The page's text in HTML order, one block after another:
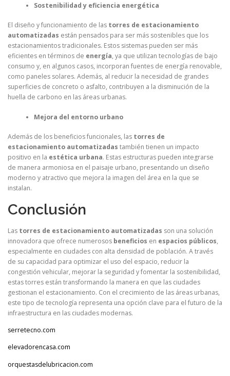
Sostenibilidad y eficiencia energética
El diseño y funcionamiento de las torres de estacionamiento
automatizadas están pensados para ser más sostenibles que los
estacionamientos tradicionales. Estos sistemas pueden ser más
eficientes en términos de energía, ya que utilizan tecnologías de bajo
consumo y, en algunos casos, incorporan fuentes de energía renovable,
como paneles solares. Además, al reducir la necesidad de grandes
superficies de concreto o asfalto, contribuyen a la disminución de la
huella de carbono en las áreas urbanas.
Mejora del entorno urbano
Además de los beneficios funcionales, las torres de
estacionamiento automatizadas también tienen un impacto
positivo en la estética urbana. Estas estructuras pueden integrarse
de manera armoniosa en el paisaje urbano, presentando un diseño
moderno y atractivo que mejora la imagen del área en la que se
instalan.
Conclusión
Las torres de estacionamiento automatizadas son una solución
innovadora que ofrece numerosos beneficios en espacios públicos,
especialmente en ciudades con alta densidad de población. A través
de su capacidad para optimizar el uso del espacio, reducir la
congestión vehicular, mejorar la seguridad y fomentar la sostenibilidad,
estas torres están transformando la manera en que las ciudades
gestionan el estacionamiento. Con el crecimiento de las áreas urbanas,
este tipo de tecnología representa una opción clave para el futuro de la
infraestructura en las ciudades modernas.
serretecno.com
elevadorencasa.com
orquestasdelubricacion.com